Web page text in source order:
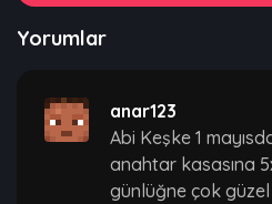
Yorumlar
anar123
Abi Keşke 1
anahtar kasasına
günlüğne çok